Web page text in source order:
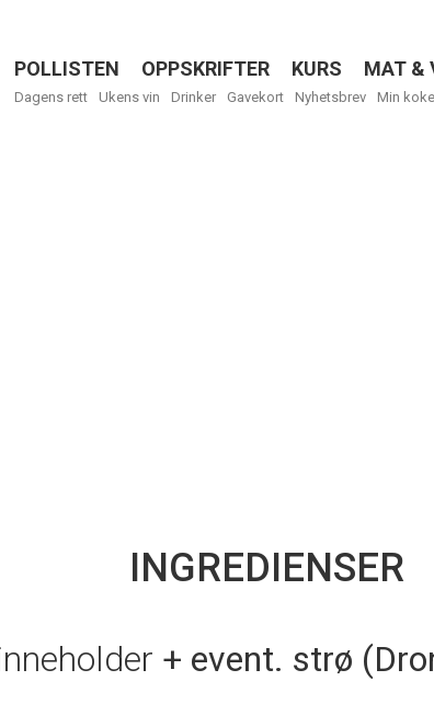
Menu
POLLISTEN OPPSKRIFTER KURS MAT &
Dagens rett Ukens vin Drinker Gavekort Nyhetsbrev Min
INGREDIENSER
+ event. strø